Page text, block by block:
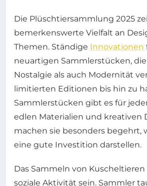
Die Plüschtiersammlung 2025
bemerkenswerte Vielfalt an
Themen. Ständige Innovationen
neuartigen Sammlerstücken,
Nostalgie als auch Modernität
limitierten Editionen bis hin zu
Sammlerstücken gibt es für
edlen Materialien und kreativen
machen sie besonders begehrt,
eine gute Investition darstellen.
Das Sammeln von
soziale Aktivität sein. Sammler